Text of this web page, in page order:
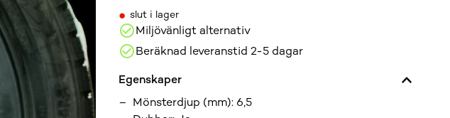
• slut i lager
Miljövänligt alternativ
Beräknad leveranstid 2-5 dagar
Egenskaper
Mönsterdjup (mm): 6,5